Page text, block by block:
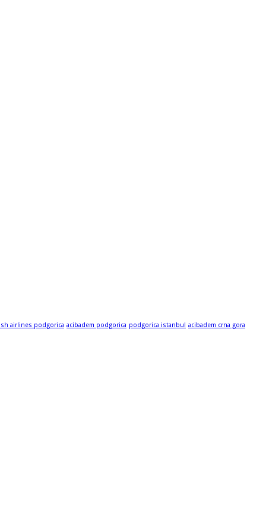
airlines podgorica acibadem podgorica podgorica istanbul acibadem crna gora